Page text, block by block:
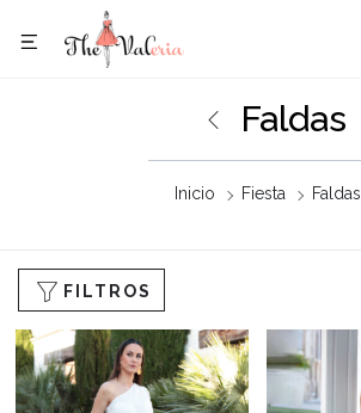
Faldas
Inicio Fiesta Faldas
FILTROS